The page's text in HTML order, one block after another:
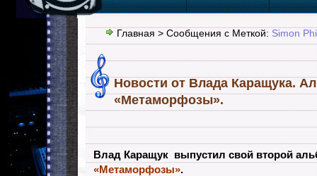
Теги ТОП
Главная > Сообщения с Меткой: Simon
Новости от Влада Каращука.
«Метаморфозы».
Влад Каращук выпустил свой второй
«Метаморфозы».